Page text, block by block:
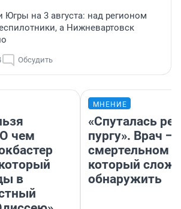
Югры на 3 августа: над регионом
а Нижневартовск
Обсудить
чем
в
МНЕНИЕ
«Спуталась
пургу». Врач —
смертельном
который
обнаружить